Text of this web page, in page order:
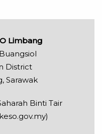
Limbang
District
Sarawak
Binti Tair